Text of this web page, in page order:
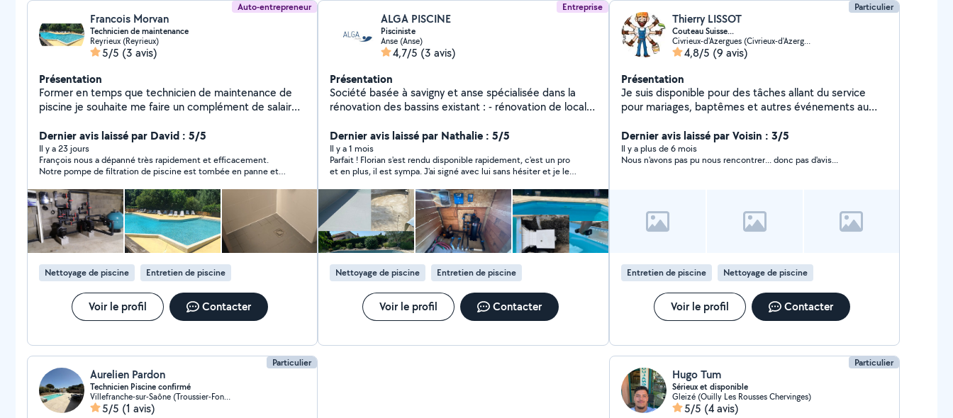
Auto-entrepreneur
Francois Morvan
Technicien de maintenance
Reyrieux (Reyrieux)
5/5 (3 avis)
Présentation
Former en temps que technicien de maintenance de
piscine je souhaite me faire un complément de salaire
Lyon en tant que technicien de maintenance. Je suis
technicien dans des hôtels et camping pour gérer les
piscines l'entretien dépannage et travailler pour des
particuliers a mes heures perdu En hôtellerie sa m'a
permis de : Avec montage de meuble Électricité
Dernier avis laissé par David : 5/5
Il y a 23 jours
François nous a dépanné très rapidement et efficacement.
Notre pompe de filtration de piscine est tombée en panne et
avons dû changer la pompe que François nous a installée avec
une grande réactivité. Merci beaucoup pour cette prestation.
Nettoyage de piscine Entretien de piscine
Voir le profil Contacter
Entreprise
ALGA PISCINE
Pisciniste
Anse (Anse)
4,7/5 (3 avis)
Présentation
Société basée à savigny et anse spécialisée dans la
rénovation des bassins existant : - rénovation de local
entretiens et dépannages -réparation de fuite local et
plomberie enterrer -remplacement des pièces à sceller
( skimmer , refoulement, prise balais etc).
Dernier avis laissé par Nathalie : 5/5
Il y a 1 mois
Parfait ! Florian s'est rendu disponible rapidement, c'est un pro
et en plus, il est sympa. J'ai signé avec lui sans hésiter et je le
Nettoyage de piscine Entretien de piscine
Voir le profil Contacter
Particulier
Thierry LISSOT
Couteau Suisse...
Civrieux-d'Azergues (Civrieux-d'Azergues)
4,8/5 (9 avis)
Présentation
Je suis disponible pour des tâches allant du service
pour mariages, baptêmes et autres événements au
tracas de la vie de tous les jours. Propriétaire d'une
maison avec Piscine, nous louons celle-ci pour les
particuliers. Après midi fraîcheur, soirées entre amis,
Dernier avis laissé par Voisin : 3/5
Il y a plus de 6 mois
Nous n'avons pas pu nous rencontrer... donc pas d'avis...
Entretien de piscine Nettoyage de piscine
Voir le profil Contacter
Particulier
Aurelien Pardon
Technicien Piscine confirmé
Villefranche-sur-Saône (Troussier-Fongraine)
5/5 (1 avis)
Particulier
Hugo Tum
Sérieux et disponible
Gleizé (Ouilly Les Rousses Chervinges)
5/5 (4 avis)